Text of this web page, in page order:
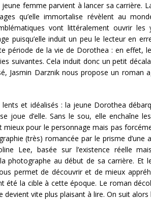
femme parvient à lancer sa carrière.
qu’elle immortalise révèlent au
vont littéralement ouvrir les
puisqu’elle induit un peu le lecteur en
période de la vie de Dorothea : en effet,
suivantes. Cela induit donc un petit
Jasmin Darznik nous propose un roman
et idéalisés : la jeune Dorothea
joue d’elle. Sans le sou, elle enchaîne
pour le personnage mais pas
(très) romancée par le prisme d’une
Lee, basée sur l’existence réelle
photographe au début de sa carrière. Et
permet de découvrir et de mieux
été la cible à cette époque. Le roman
vite plus plaisant à lire. On suit